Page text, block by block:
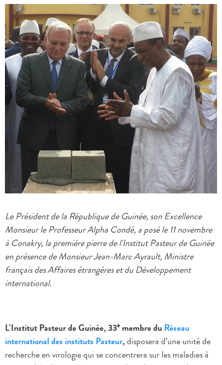
Le Président de la République de Guinée, son Excellence
Monsieur le Professeur Alpha Condé, a posé le 11 novembre
à Conakry, la première pierre de l'Institut Pasteur de Guinée
en présence de Monsieur Jean-Marc Ayrault, Ministre
français des Affaires étrangères et du Développement
international.
L’Institut Pasteur de Guinée, 33e membre du Réseau
international des instituts Pasteur,disposera d’une unité de
recherche en virologie qui se concentrera sur les maladies à